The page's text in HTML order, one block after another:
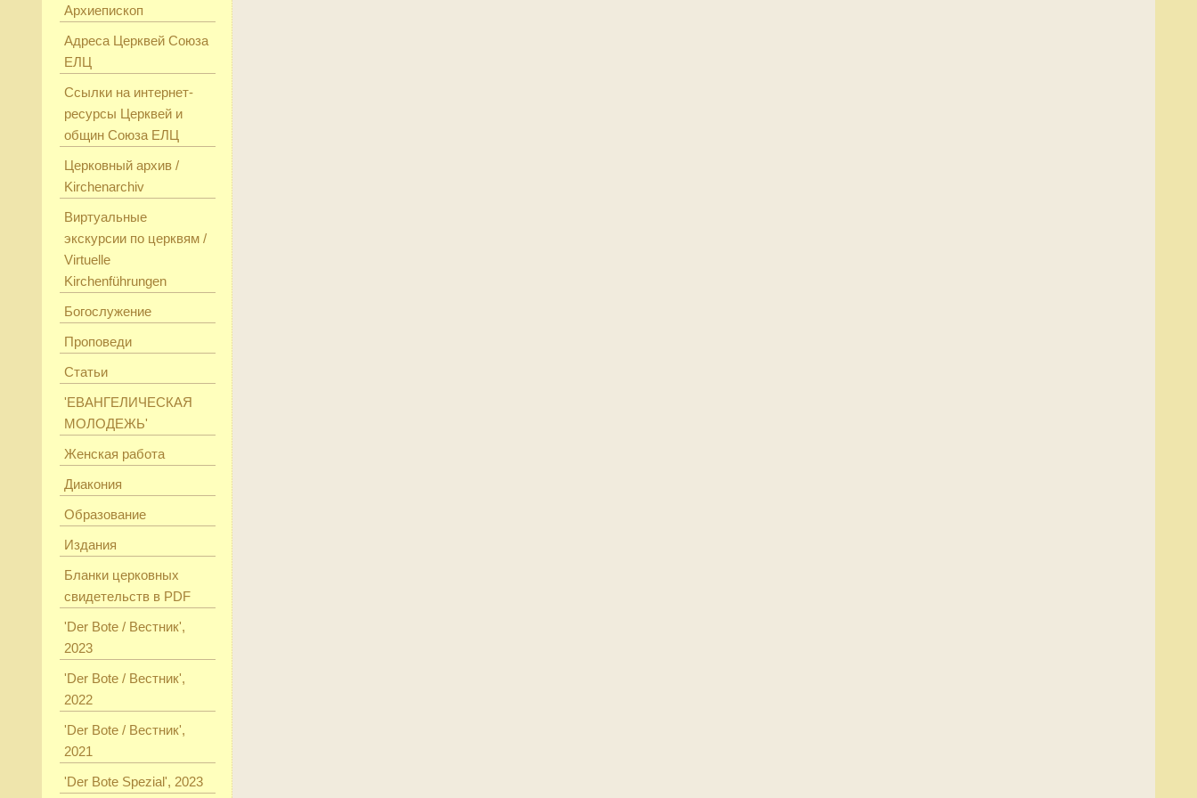
Архиепископ
Адреса Церквей Союза
ЕЛЦ
Ссылки на интернет-
ресурсы Церквей и
общин Союза ЕЛЦ
Церковный архив /
Kirchenarchiv
Виртуальные
экскурсии по церквям /
Virtuelle
Kirchenführungen
Богослужение
Проповеди
Статьи
'ЕВАНГЕЛИЧЕСКАЯ
МОЛОДЕЖЬ'
Женская работа
Диакония
Образование
Издания
Бланки церковных
свидетельств в PDF
'Der Bote / Вестник',
2023
'Der Bote / Вестник',
2022
'Der Bote / Вестник',
2021
'Der Bote Spezial', 2023